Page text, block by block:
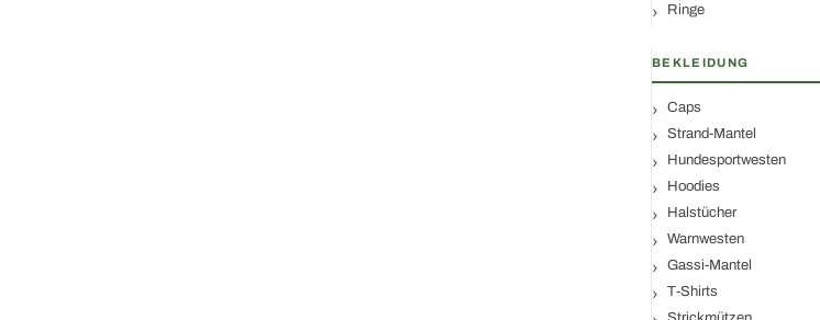
Ringe
BEKLEIDUNG
Caps
Strand-Mantel
Hundesportwesten
Hoodies
Halstücher
Warnwesten
Gassi-Mantel
T-Shirts